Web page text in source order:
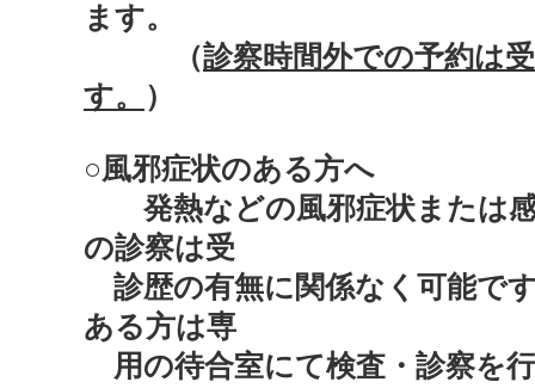
ます。
（診察時間外での予約は
す。
）
○風邪症状のある方へ
発熱などの風邪症状または感
の診察は受
診歴の有無に関係なく可能で
ある方は専
用の待合室にて検査・診察を